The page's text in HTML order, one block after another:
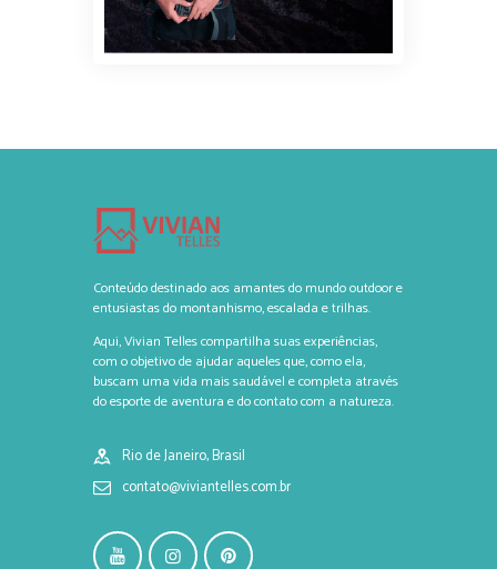
Conteúdo destinado aos amantes do mundo outdoor e
entusiastas do montanhismo, escalada e trilhas.
Aqui, Vivian Telles compartilha suas experiências,
com o objetivo de ajudar aqueles que, como ela,
buscam uma vida mais saudável e completa através
do esporte de aventura e do contato com a natureza.
Rio de Janeiro, Brasil
contato@viviantelles.com.br